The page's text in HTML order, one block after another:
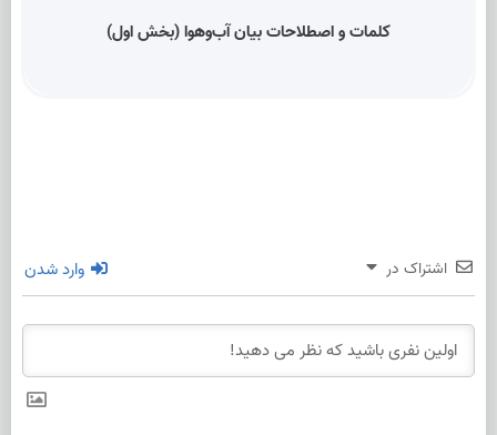
کلمات و اصطلاحات بیان آب‌وهوا (بخش اول)
اشتراک در وارد شدن